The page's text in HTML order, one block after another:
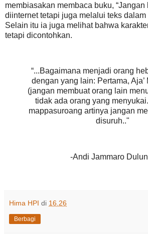
membiasakan membaca buku, “Jangan
diinternet tetapi juga melalui teks dalam
Selain itu ia juga melihat bahwa
tetapi dicontohkan.
“...Bagaimana menjadi orang
dengan yang lain: Pertama, Aja’
(jangan membuat orang lain
tidak ada orang yang
mappasuroang artinya jangan
disuruh.."
-Andi Jammaro
Hima HPI di 16.26
Berbagi